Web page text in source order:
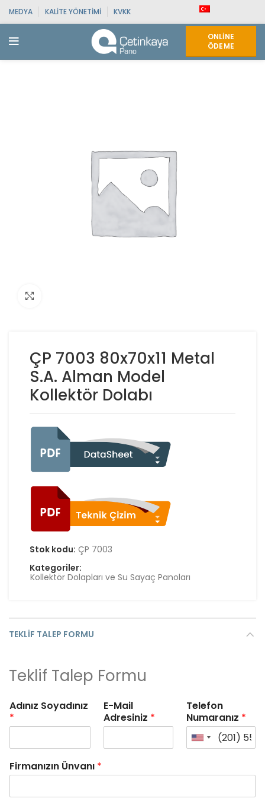
MEDYA KALITE YÖNETIMI KVKK
ONLINE
ÖDEME
ÇP 7003 80x70x11 Metal
S.A. Alman Model
Kollektör Dolabı
Stok kodu: ÇP 7003
Kategoriler:
Kollektör Dolapları ve Su Sayaç Panoları
TEKLIF TALEP FORMU
Teklif Talep Formu
Adınız Soyadınız
*
E-Mail
Adresiniz *
Telefon
Numaranız *
Firmanızın Ünvanı *